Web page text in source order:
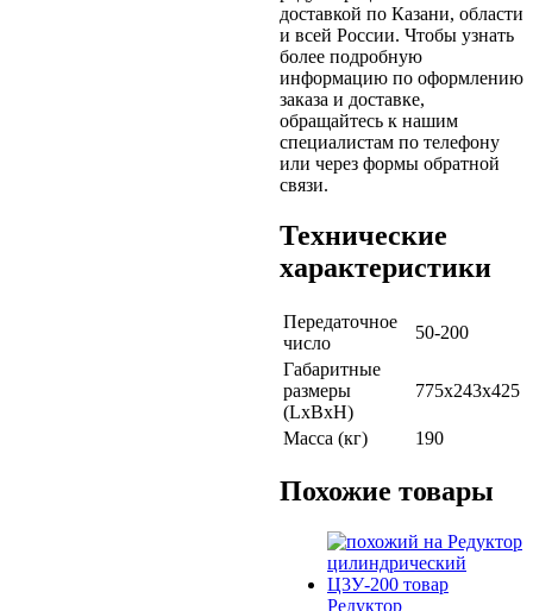
доставкой по Казани, области
и всей России. Чтобы узнать
более подробную
информацию по оформлению
заказа и доставке,
обращайтесь к нашим
специалистам по телефону
или через формы обратной
связи.
Технические
характеристики
Передаточное
число
50-200
Габаритные
размеры
(LхBхH)
775х243х425
Масса (кг) 190
Похожие товары
Редуктор